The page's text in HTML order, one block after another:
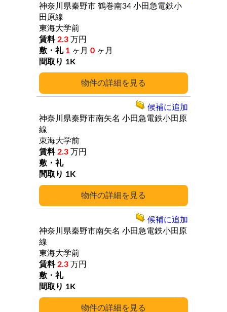
詳細
神奈川県秦野市 鶴巻南34 小田急電鉄小
田原線
東海大学前
2.3 万円
1 ヶ月 0 ヶ月
1K
詳細
神奈川県秦野市南矢名 小田急電鉄小田原
線
東海大学前
2.3 万円
1K
候補に追加
詳細
神奈川県秦野市南矢名 小田急電鉄小田原
線
東海大学前
2.3 万円
1K
候補に追加